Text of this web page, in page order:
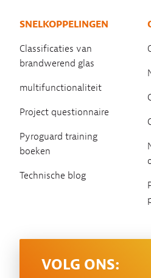
SNELKOPPELINGEN
Classificaties van
brandwerend glas
multifunctionaliteit
Project questionnaire
Pyroguard training
boeken
Technische blog
VOLG ONS: